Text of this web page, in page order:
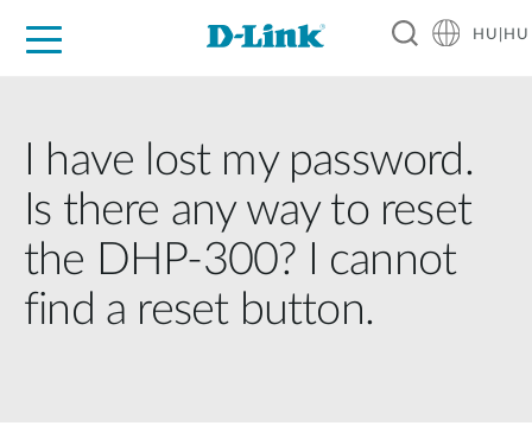
HU|HU
I have lost my password.
Is there any way to reset
the DHP-300? I cannot
find a reset button.